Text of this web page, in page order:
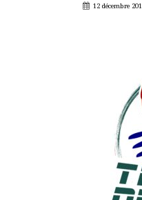
12 décembre